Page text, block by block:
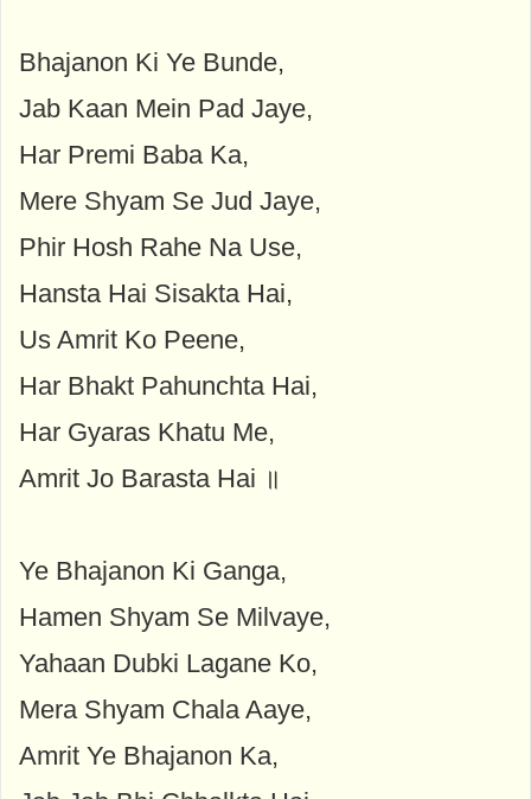
Bhajanon Ki Ye Bunde,
Jab Kaan Mein Pad Jaye,
Har Premi Baba Ka,
Mere Shyam Se Jud Jaye,
Phir Hosh Rahe Na Use,
Hansta Hai Sisakta Hai,
Us Amrit Ko Peene,
Har Bhakt Pahunchta Hai,
Har Gyaras Khatu Me,
Amrit Jo Barasta Hai ॥
Ye Bhajanon Ki Ganga,
Hamen Shyam Se Milvaye,
Yahaan Dubki Lagane Ko,
Mera Shyam Chala Aaye,
Amrit Ye Bhajanon Ka,